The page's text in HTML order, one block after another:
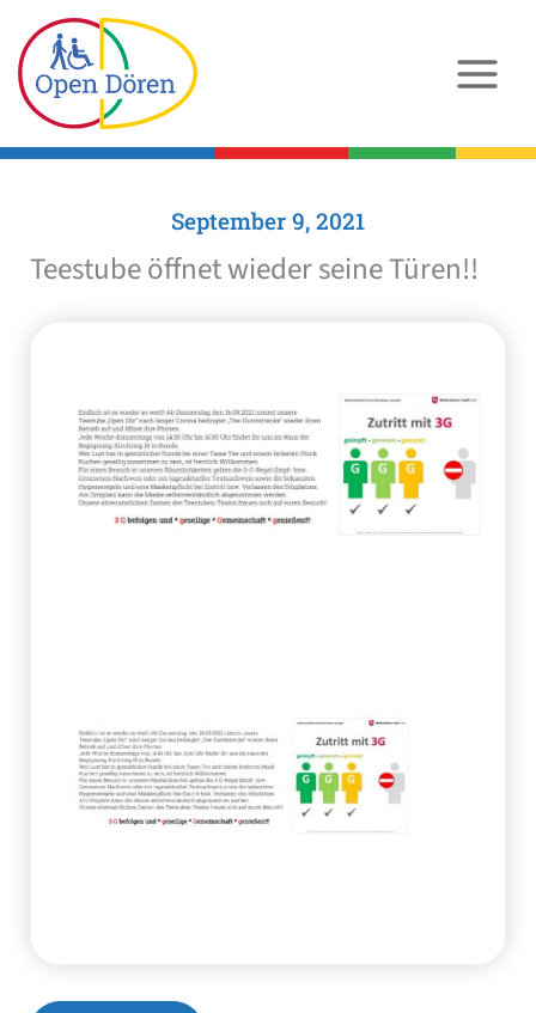
Inhalt
springen
September 9, 2021
Teestube öffnet wieder seine Türen!!